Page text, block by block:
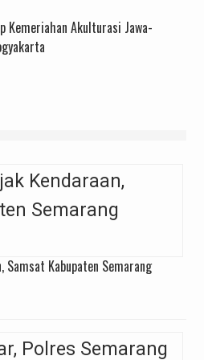
Kemeriahan Akulturasi Jawa-
Samsat Kabupaten Semarang